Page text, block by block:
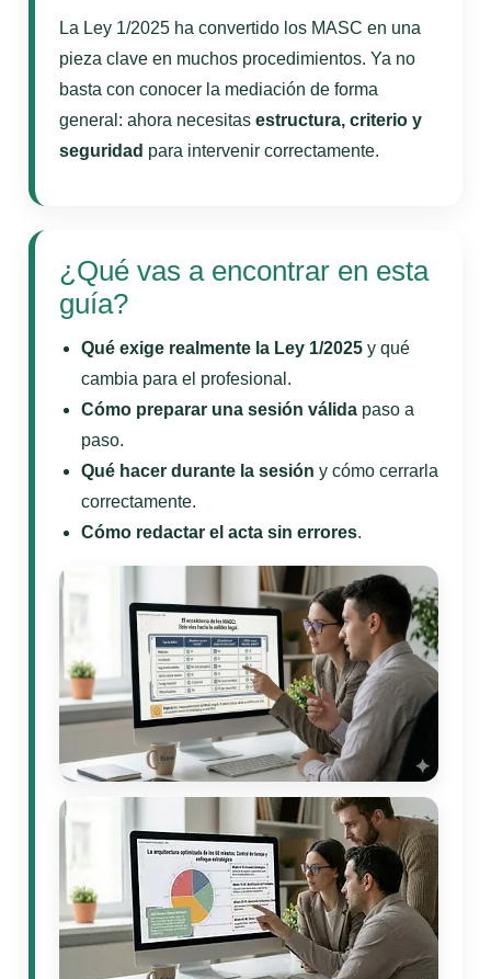
La Ley 1/2025 ha convertido los MASC en una
pieza clave en muchos procedimientos. Ya no
basta con conocer la mediación de forma
general: ahora necesitas estructura, criterio y
seguridad para intervenir correctamente.
¿Qué vas a encontrar en esta
guía?
Qué exige realmente la Ley 1/2025 y qué
cambia para el profesional.
Cómo preparar una sesión válida paso a
paso.
Qué hacer durante la sesión y cómo cerrarla
correctamente.
Cómo redactar el acta sin errores.